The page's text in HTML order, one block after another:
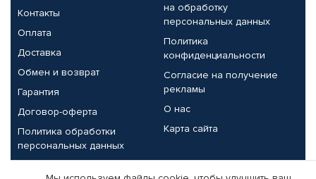
Контакты
Оплата
Доставка
Обмен и возврат
Гарантия
Договор-оферта
Политика обработки
персональных данных
на обработку
персональных данных
Политика
конфиденциальности
Согласие на получение
рекламы
О нас
Карта сайта